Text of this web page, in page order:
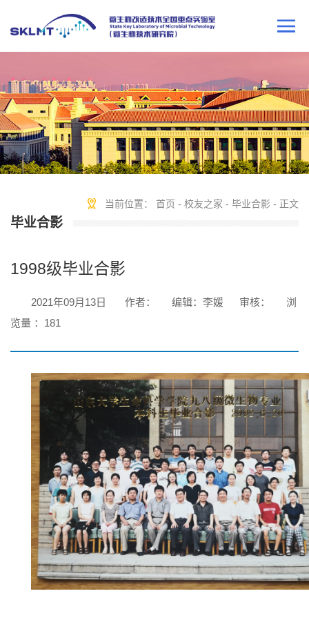
当前位置： 首页 - 校友之家 - 毕业合影 - 正文
毕业合影
1998级毕业合影
2021年09月13日 作者： 编辑：李媛 审核：
浏
览量 ： 181